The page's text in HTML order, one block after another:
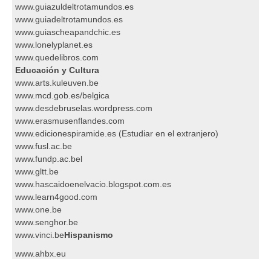
www.guiazuldeltrotamundos.es
www.guiadeltrotamundos.es
www.guiascheapandchic.es
www.lonelyplanet.es
www.quedelibros.com
Educación y Cultura
www.arts.kuleuven.be
www.mcd.gob.es/belgica
www.desdebruselas.wordpress.com
www.erasmusenflandes.com
www.edicionespiramide.es (Estudiar en el extranjero)
www.fusl.ac.be
www.fundp.ac.bel
www.gltt.be
www.hascaidoenelvacio.blogspot.com.es
www.learn4good.com
www.one.be
www.senghor.be
www.vinci.beHispanismo
www.ahbx.eu